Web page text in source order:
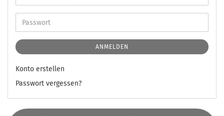
ANMELDEN
Konto erstellen
Passwort vergessen?